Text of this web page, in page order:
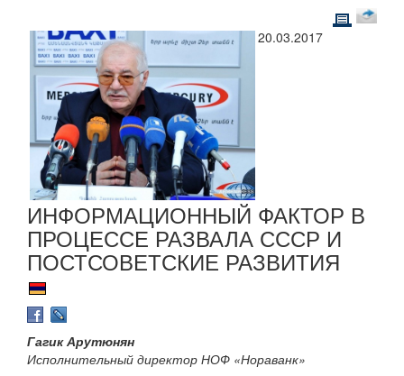
20.03.2017
ИНФОРМАЦИОННЫЙ ФАКТОР В
ПРОЦЕССЕ РАЗВАЛА СССР И
ПОСТСОВЕТСКИЕ РАЗВИТИЯ
Гагик Арутюнян
Исполнительный директор НОФ «Нораванк»